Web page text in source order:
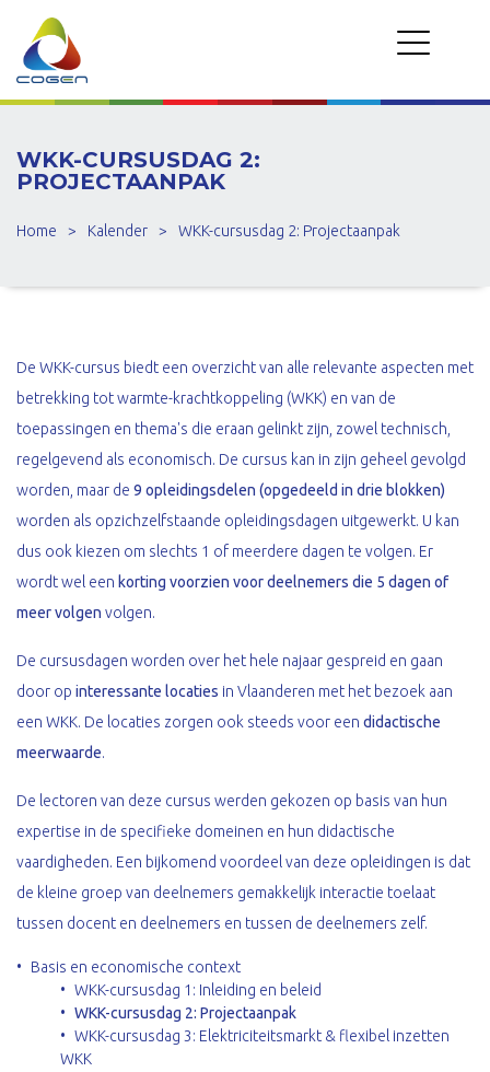
WKK-CURSUSDAG 2:
PROJECTAANPAK
Home > Kalender > WKK-cursusdag 2: Projectaanpak
De WKK-cursus biedt een overzicht van alle relevante aspecten met
betrekking tot warmte-krachtkoppeling (WKK) en van de
toepassingen en thema's die eraan gelinkt zijn, zowel technisch,
regelgevend als economisch. De cursus kan in zijn geheel gevolgd
worden, maar de 9 opleidingsdelen (opgedeeld in drie blokken)
worden als opzichzelfstaande opleidingsdagen uitgewerkt. U kan
dus ook kiezen om slechts 1 of meerdere dagen te volgen. Er
wordt wel een korting voorzien voor deelnemers die 5 dagen of
meer volgen volgen.
De cursusdagen worden over het hele najaar gespreid en gaan
door op interessante locaties in Vlaanderen met het bezoek aan
een WKK. De locaties zorgen ook steeds voor een didactische
meerwaarde.
De lectoren van deze cursus werden gekozen op basis van hun
expertise in de specifieke domeinen en hun didactische
vaardigheden. Een bijkomend voordeel van deze opleidingen is dat
de kleine groep van deelnemers gemakkelijk interactie toelaat
tussen docent en deelnemers en tussen de deelnemers zelf.
Basis en economische context
WKK-cursusdag 1: Inleiding en beleid
WKK-cursusdag 2: Projectaanpak
WKK-cursusdag 3: Elektriciteitsmarkt & flexibel inzetten
WKK